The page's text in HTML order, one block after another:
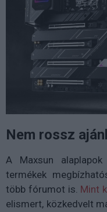
Nem rossz
A Maxsun
termékek
több fórumot is. Mint
elismert, közkedvelt